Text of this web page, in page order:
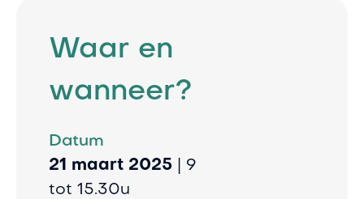
Waar en
wanneer?
Datum
21 maart 2025 | 9
tot 15.30u